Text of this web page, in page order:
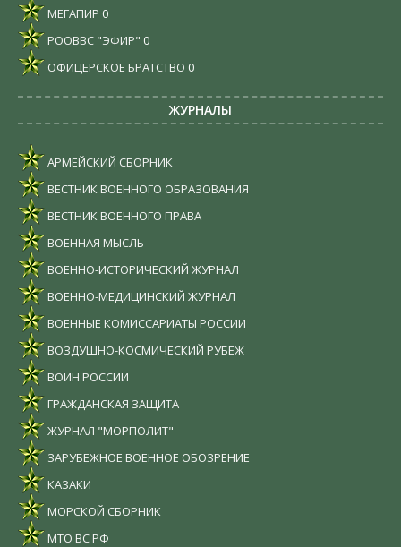
МЕГАПИР 0
РООВВС "ЭФИР" 0
ОФИЦЕРСКОЕ БРАТСТВО 0
ЖУРНАЛЫ
АРМЕЙСКИЙ СБОРНИК
ВЕСТНИК ВОЕННОГО ОБРАЗОВАНИЯ
ВЕСТНИК ВОЕННОГО ПРАВА
ВОЕННАЯ МЫСЛЬ
ВОЕННО-ИСТОРИЧЕСКИЙ ЖУРНАЛ
ВОЕННО-МЕДИЦИНСКИЙ ЖУРНАЛ
ВОЕННЫЕ КОМИССАРИАТЫ РОССИИ
ВОЗДУШНО-КОСМИЧЕСКИЙ РУБЕЖ
ВОИН РОССИИ
ГРАЖДАНСКАЯ ЗАЩИТА
ЖУРНАЛ "МОРПОЛИТ"
ЗАРУБЕЖНОЕ ВОЕННОЕ ОБОЗРЕНИЕ
КАЗАКИ
МОРСКОЙ СБОРНИК
МТО ВС РФ